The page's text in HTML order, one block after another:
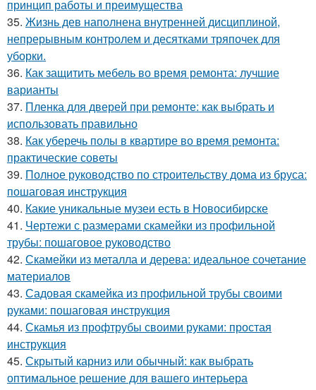
принцип работы и преимущества
35. Жизнь дев наполнена внутренней дисциплиной,
непрерывным контролем и десятками тряпочек для
уборки.
36. Как защитить мебель во время ремонта: лучшие
варианты
37. Пленка для дверей при ремонте: как выбрать и
использовать правильно
38. Как уберечь полы в квартире во время ремонта:
практические советы
39. Полное руководство по строительству дома из бруса:
пошаговая инструкция
40. Какие уникальные музеи есть в Новосибирске
41. Чертежи с размерами скамейки из профильной
трубы: пошаговое руководство
42. Скамейки из металла и дерева: идеальное сочетание
материалов
43. Садовая скамейка из профильной трубы своими
руками: пошаговая инструкция
44. Скамья из профтрубы своими руками: простая
инструкция
45. Скрытый карниз или обычный: как выбрать
оптимальное решение для вашего интерьера